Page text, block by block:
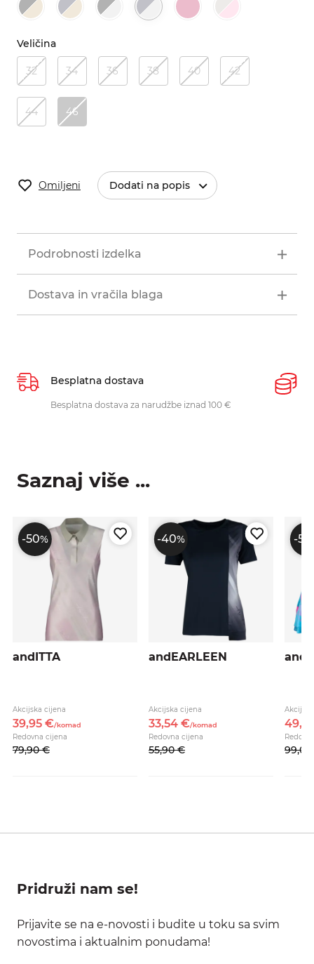
Veličina
32 34 36 38 40 42
44 46
Omiljeni Dodati na popis
Podrobnosti izdelka
Dostava in vračila blaga
Besplatna dostava
Besplatna dostava za narudžbe iznad 100 €
Saznaj više ...
-50%
andITTA
Akcijska cijena
39,95 €/komad
Redovna cijena
79,90 €
-40%
andEARLEEN
Akcijska cijena
33,54 €/komad
Redovna cijena
55,90 €
-50
49,
99,00
Pridruži nam se!
Prijavite se na e-novosti i budite u toku sa svim
novostima i aktualnim ponudama!